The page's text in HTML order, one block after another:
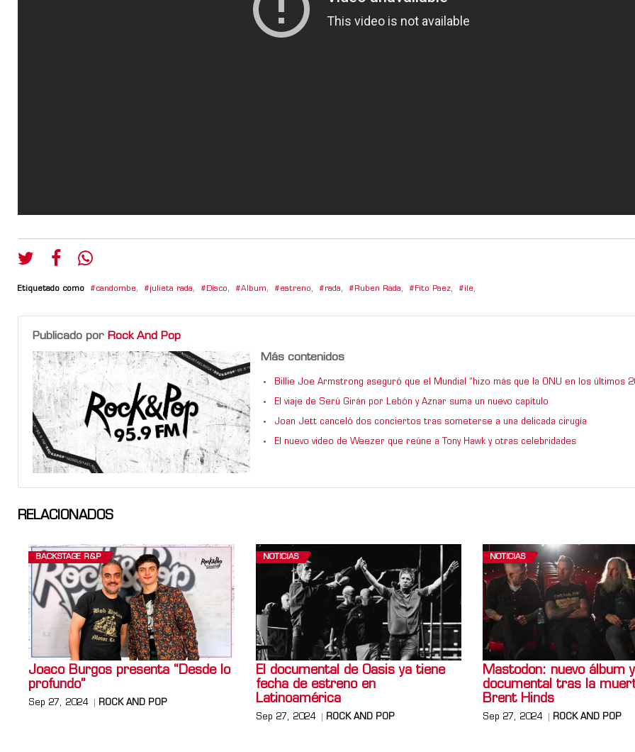
Etiquetado como candombe, julieta rada, Disco, Album, estreno, rada, Ruben Rada, Fito Paez, ile,
Publicado por Rock And Pop
Más contenidos
Billie Joe Armstrong aseguró que el Mundial “hizo más que la ONU en los últimos
El viaje de Serú Girán por Lebón y Aznar suma un nuevo capítulo
Joan Jett canceló dos conciertos tras someterse a una delicada cirugía
El nuevo video de Weezer que reúne a Tony Hawk y otras celebridades
RELACIONADOS
BACKSTAGE R&P
Joaco Burgos presenta “Desde lo
profundo”
Sep 27, 2024 ROCK AND POP
NOTICIAS
El documental de Oasis ya tiene
fecha de estreno en
Latinoamérica
Sep 27, 2024 ROCK AND POP
NOTICIAS
Mastodon: nuevo álbum y
documental tras la
Brent Hinds
Sep 27, 2024 ROCK AND POP